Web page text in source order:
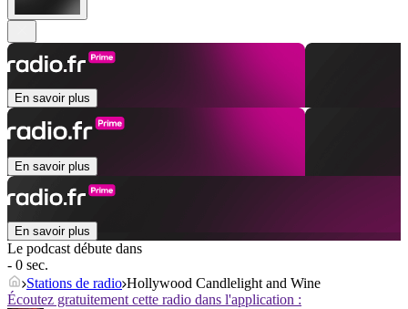
En savoir plus
En savoir plus
En savoir plus
Le podcast débute dans
- 0 sec.
Stations de radio Hollywood Candlelight and Wine
Écoutez gratuitement cette radio dans l'application :